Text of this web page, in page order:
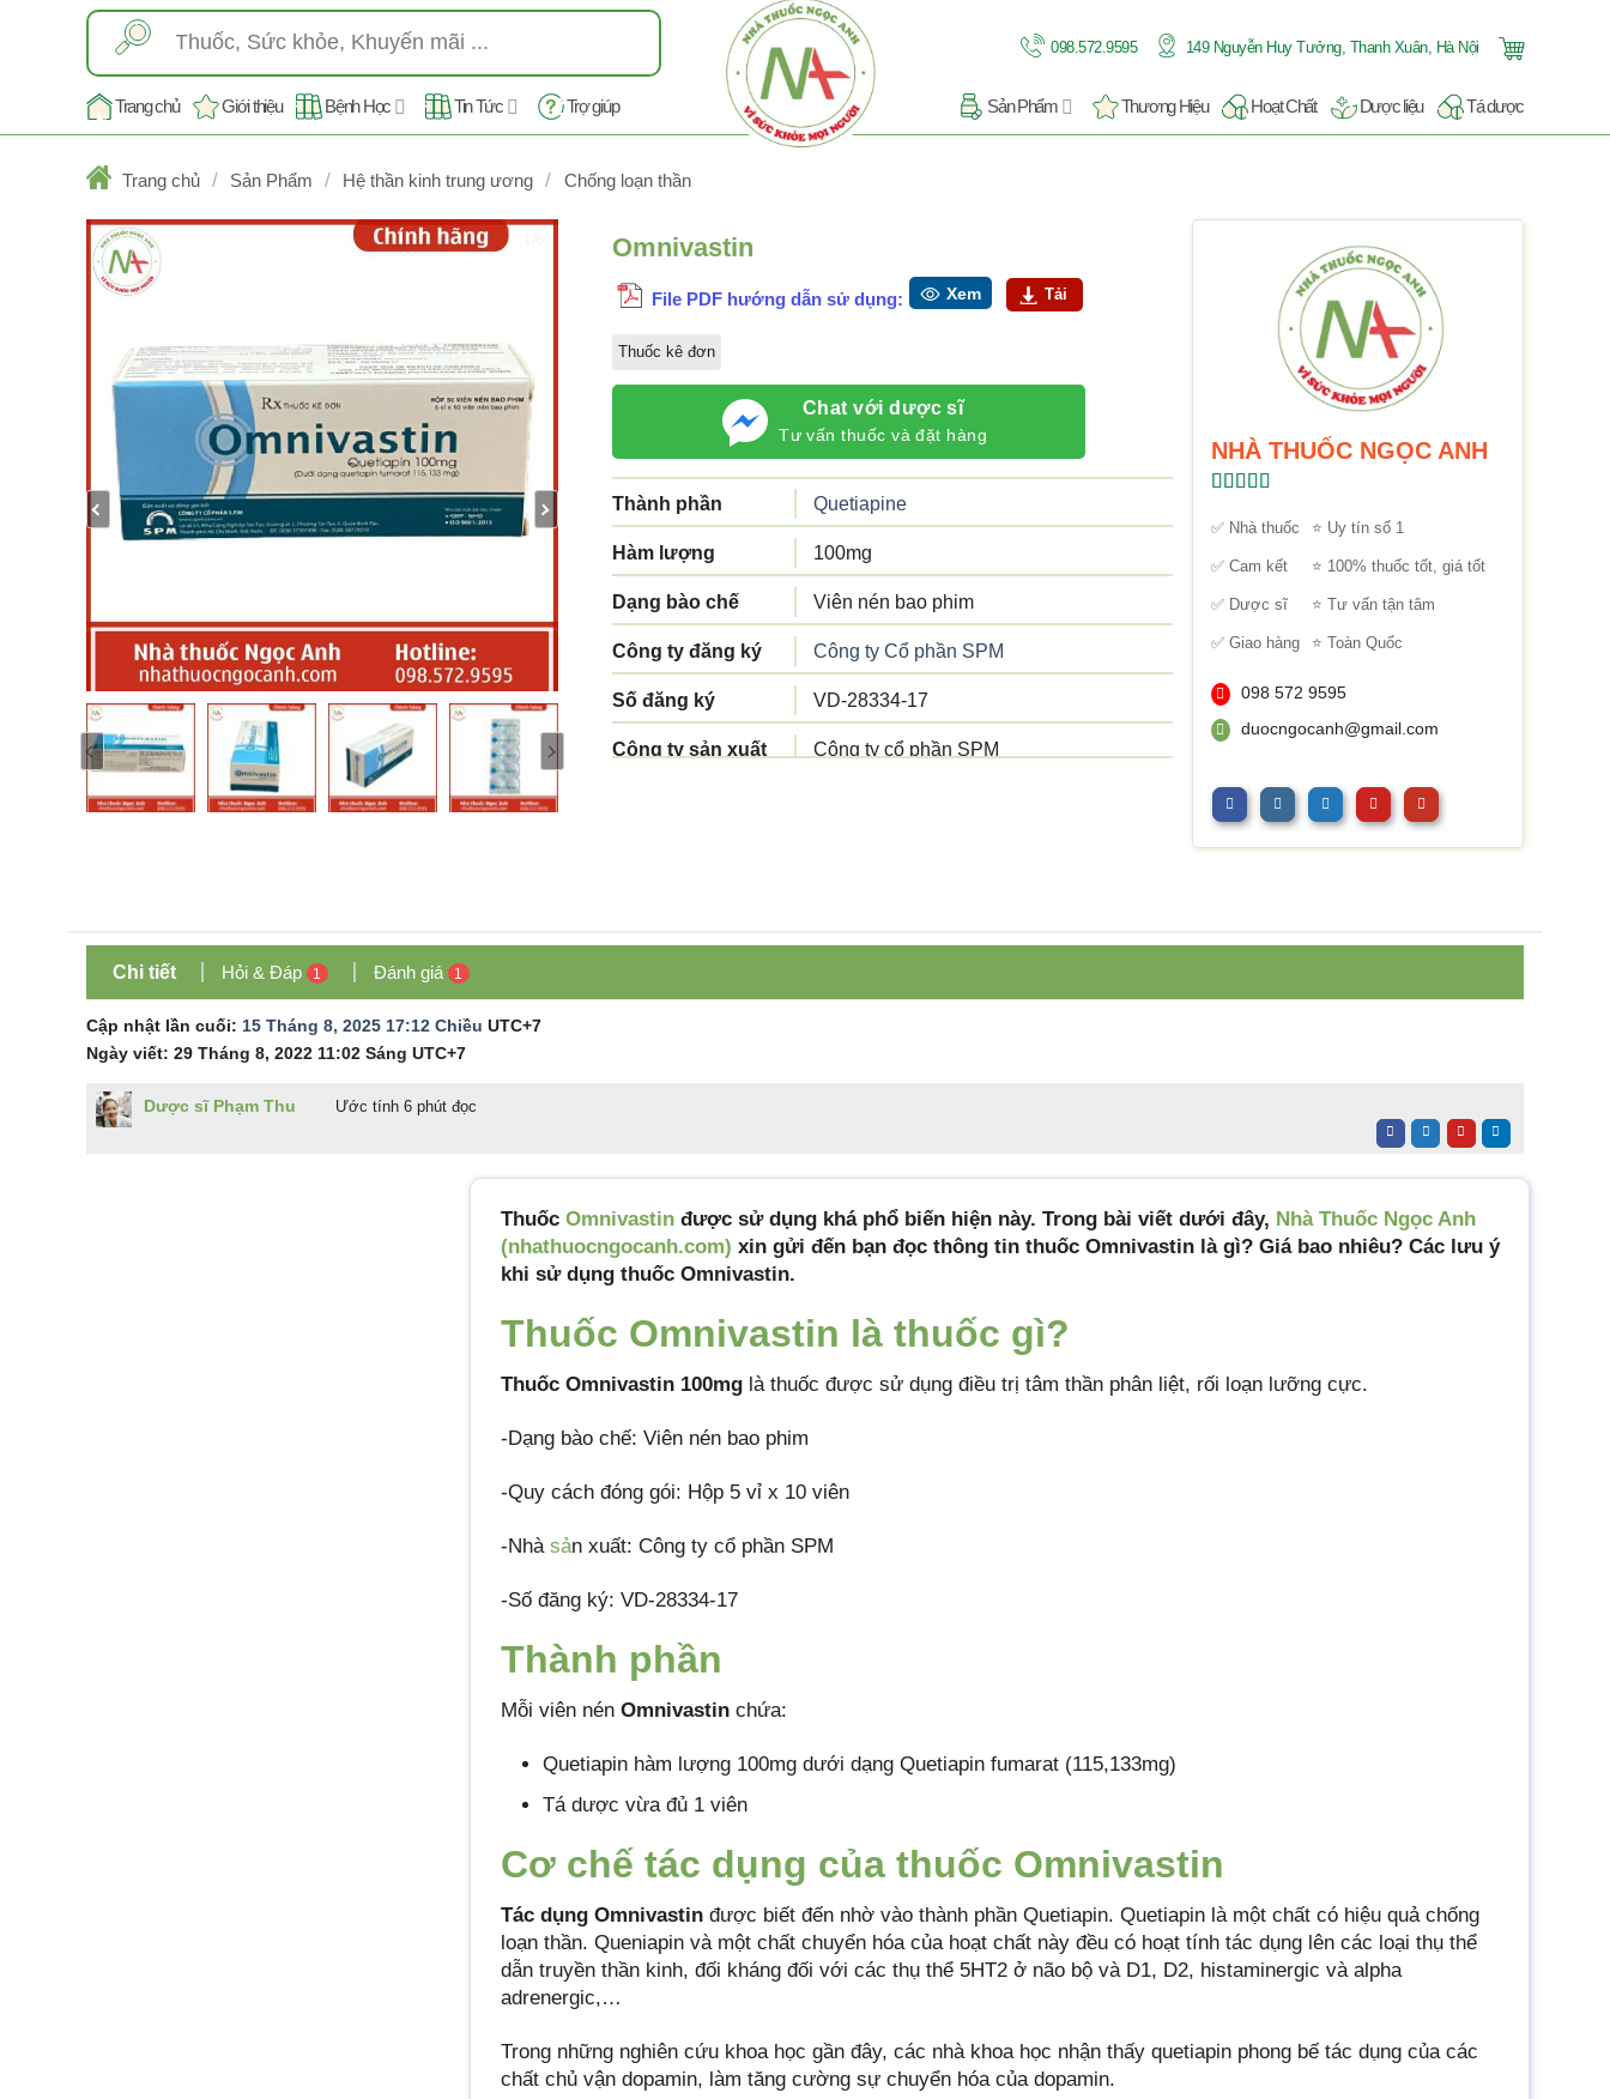
kiếm:
098.572.9595 149 Nguyễn Huy Tưởng, Thanh Xuân, Hà Nội
Trang chủ Giới thiệu Bệnh Học Tin Tức Trợ giúp Sản Phẩm Thương Hiệu Hoạt Chất Dược liệu Tá dược
Trang chủ / Sản Phẩm / Hệ thần kinh trung ương / Chống loạn thần
Chat với dược sĩ
Tư vấn thuốc và đặt hàng
Omnivastin
File PDF hướng dẫn sử dụng: Xem Tải
Thuốc kê đơn
Thành phần Quetiapine
Hàm lượng 100mg
Dạng bào chế Viên nén bao phim
Công ty đăng ký Công ty Cổ phần SPM
Số đăng ký VD-28334-17
Công ty sản xuất Công ty cổ phần SPM
NHÀ THUỐC NGỌC ANH
hạng5.005
✅ Nhà thuốc ⭐ Uy tín số 1
✅ Cam kết ⭐ 100% thuốc tốt, giá tốt
✅ Dược sĩ ⭐ Tư vấn tận tâm
✅ Giao hàng ⭐ Toàn Quốc
098 572 9595
duocngocanh@gmail.com
Chi tiết Hỏi & Đáp 1 Đánh giá 1
Cập nhật lần cuối: 15 Tháng 8, 2025 17:12 Chiều UTC+7
Ngày viết: 29 Tháng 8, 2022 11:02 Sáng UTC+7
Dược sĩ Phạm Thu Ước tính 6 phút đọc
Thuốc Omnivastin được sử dụng khá phổ biến hiện này. Trong bài viết dưới đây, Nhà Thuốc Ngọc Anh
(nhathuocngocanh.com) xin gửi đến bạn đọc thông tin thuốc Omnivastin là gì? Giá bao nhiêu? Các lưu ý
khi sử dụng thuốc Omnivastin.
Thuốc Omnivastin là thuốc gì?
Thuốc Omnivastin 100mg là thuốc được sử dụng điều trị tâm thần phân liệt, rối loạn lưỡng cực.
-Dạng bào chế: Viên nén bao phim
-Quy cách đóng gói: Hộp 5 vỉ x 10 viên
-Nhà sản xuất: Công ty cổ phần SPM
-Số đăng ký: VD-28334-17
Thành phần
Mỗi viên nén Omnivastin chứa:
Quetiapin hàm lượng 100mg dưới dạng Quetiapin fumarat (115,133mg)
Tá dược vừa đủ 1 viên
Cơ chế tác dụng của thuốc Omnivastin
Tác dụng Omnivastin được biết đến nhờ vào thành phần Quetiapin. Quetiapin là một chất có hiệu quả chống
loạn thần. Queniapin và một chất chuyển hóa của hoạt chất này đều có hoạt tính tác dụng lên các loại thụ thể
dẫn truyền thần kinh, đối kháng đối với các thụ thể 5HT2 ở não bộ và D1, D2, histaminergic và alpha
adrenergic,…
Trong những nghiên cứu khoa học gần đây, các nhà khoa học nhận thấy quetiapin phong bế tác dụng của các
chất chủ vận dopamin, làm tăng cường sự chuyển hóa của dopamin.